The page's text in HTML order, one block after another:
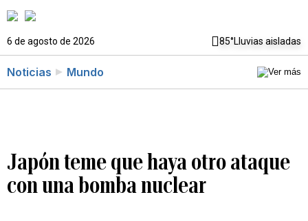
6 de agosto de 2026 85°Lluvias aisladas
Noticias Mundo
Japón teme que haya otro ataque
con una bomba nuclear